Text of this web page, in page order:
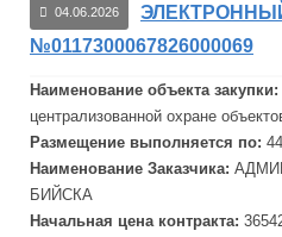
04.06.2026
№0117300067826000069
Наименование объекта закупки:
централизованной охране
Размещение выполняется по:
Наименование Заказчика:
БИЙСКА
Начальная цена контракта: